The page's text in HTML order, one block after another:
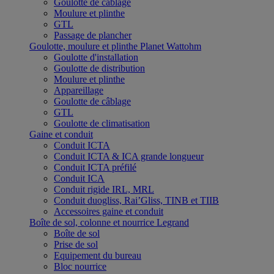
Goulotte de câblage
Moulure et plinthe
GTL
Passage de plancher
Goulotte, moulure et plinthe Planet Wattohm
Goulotte d'installation
Goulotte de distribution
Moulure et plinthe
Appareillage
Goulotte de câblage
GTL
Goulotte de climatisation
Gaine et conduit
Conduit ICTA
Conduit ICTA & ICA grande longueur
Conduit ICTA préfilé
Conduit ICA
Conduit rigide IRL, MRL
Conduit duogliss, Rai’Gliss, TINB et TIIB
Accessoires gaine et conduit
Boîte de sol, colonne et nourrice Legrand
Boîte de sol
Prise de sol
Equipement du bureau
Bloc nourrice